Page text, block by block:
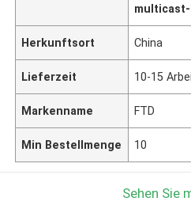
Herkunftsort China
Lieferzeit 10-15
Markenname FTD
Min Bestellmenge 10
Sehen Sie